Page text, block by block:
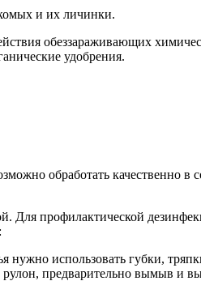
и их личинки.
обеззараживающих
удобрения.
обработать качественно
Для профилактической
использовать губки,
предварительно вымыв и